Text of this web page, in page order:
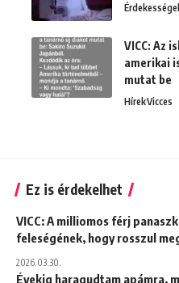
VICC: Az
amerikai
mutat be
HírekVicces
Ez is érdekelhet
VICC: A milliomos férj
feleségének, hogy rosszul
2026.03.30.
Évekig haragudtam apámra,